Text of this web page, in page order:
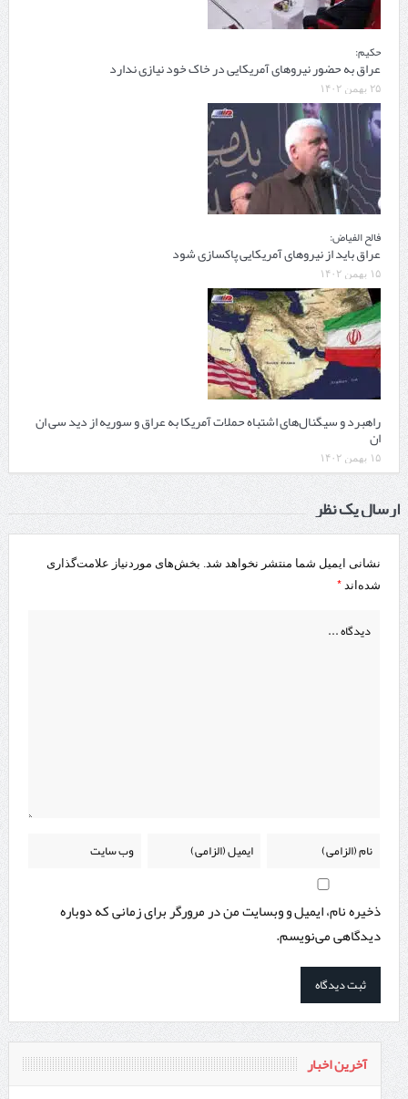
حکیم:
عراق به حضور نیروهای آمریکایی در خاک خود نیازی ندارد
۲۵ بهمن ۱۴۰۲
فالح الفیاض:
عراق باید از نیروهای آمریکایی پاکسازی شود
۱۵ بهمن ۱۴۰۲
راهبرد و سیگنال‌های اشتباه حملات آمریکا به عراق و سوریه از دید سی ان
ان
۱۵ بهمن ۱۴۰۲
ارسال یک نظر
نشانی ایمیل شما منتشر نخواهد شد. بخش‌های موردنیاز علامت‌گذاری
شده‌اند *
ذخیره نام، ایمیل و وبسایت من در مرورگر برای زمانی که دوباره
دیدگاهی می‌نویسم.
آخرین اخبار